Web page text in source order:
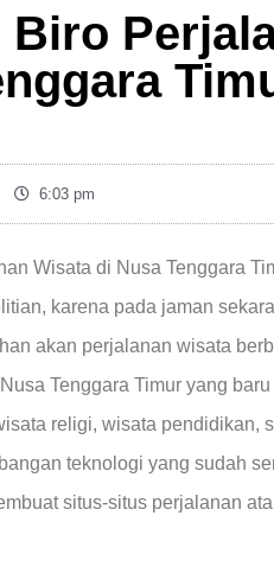
Biro
6:03 pm
Wisata di Nusa Tenggara
karena pada jaman
akan perjalanan wisata
Tenggara Timur yang
religi, wisata pendidikan,
teknologi yang sudah
situs-situs perjalanan